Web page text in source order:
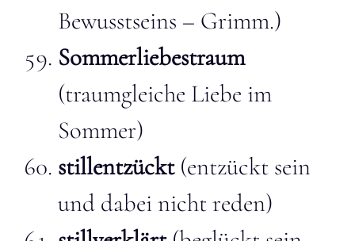
Bewusstseins – Grimm.)
Sommerliebestraum
(traumgleiche Liebe im
Sommer)
stillentzückt(entzückt sein
und dabei nicht reden)